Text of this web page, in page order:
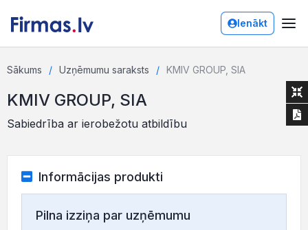
Ienākt
Sākums Uzņēmumu saraksts KMIV GROUP, SIA
KMIV GROUP, SIA
Sabiedrība ar ierobežotu atbildību
Informācijas produkti
Pilna izziņa par uzņēmumu